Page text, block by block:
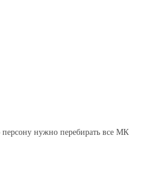
нужно перебирать все МК